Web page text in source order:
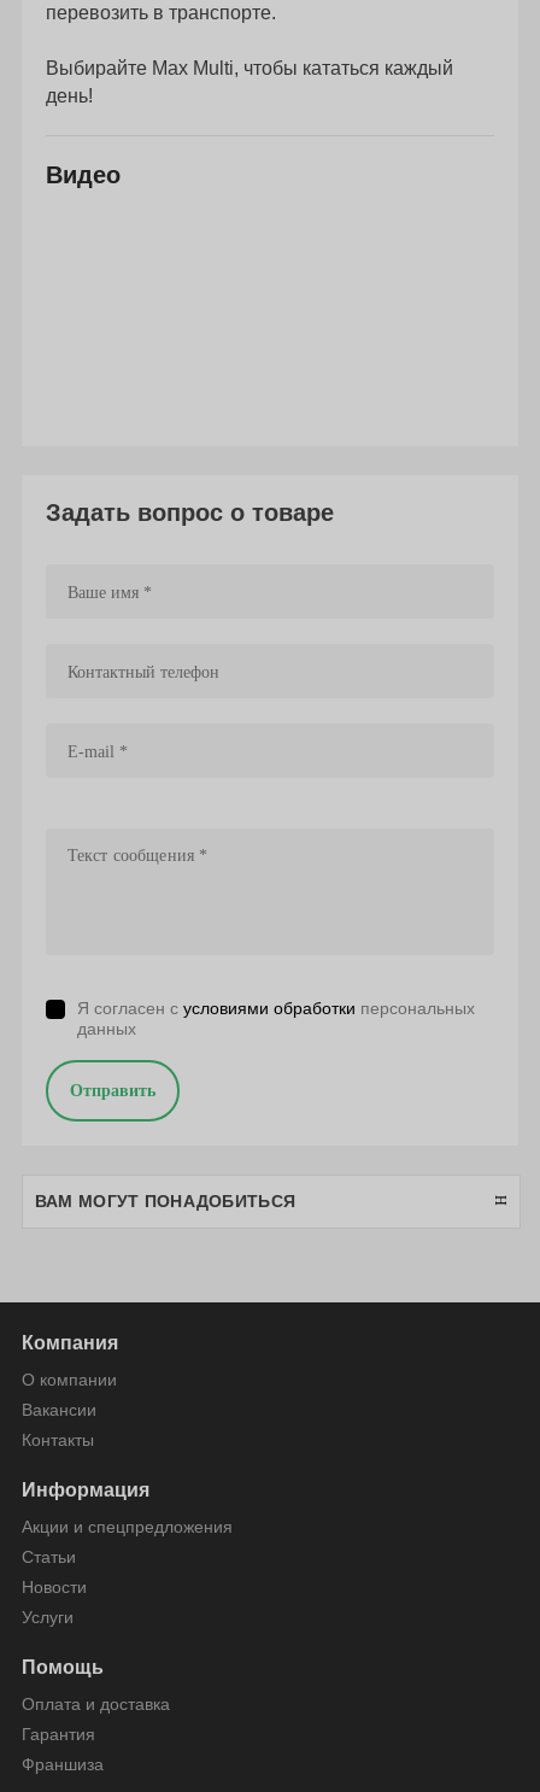
перевозить в транспорте.
Выбирайте Max Multi, чтобы кататься каждый
день!
Видео
Задать вопрос о товаре
Я согласен с условиями обработки персональных
данных
Отправить
ВАМ МОГУТ ПОНАДОБИТЬСЯ
Компания
О компании
Вакансии
Контакты
Информация
Акции и спецпредложения
Статьи
Новости
Услуги
Помощь
Оплата и доставка
Гарантия
Франшиза